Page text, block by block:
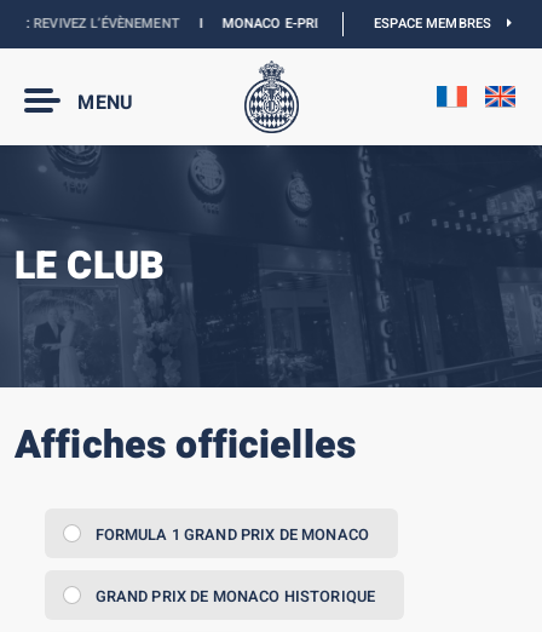
L’ÉVÈNEMENTI MONACO E-PRIX 2027 : NOUVELLES DATESI
ESPACE MEMBRES
MENU
LE CLUB
Affiches officielles
FORMULA 1 GRAND PRIX DE MONACO
GRAND PRIX DE MONACO HISTORIQUE